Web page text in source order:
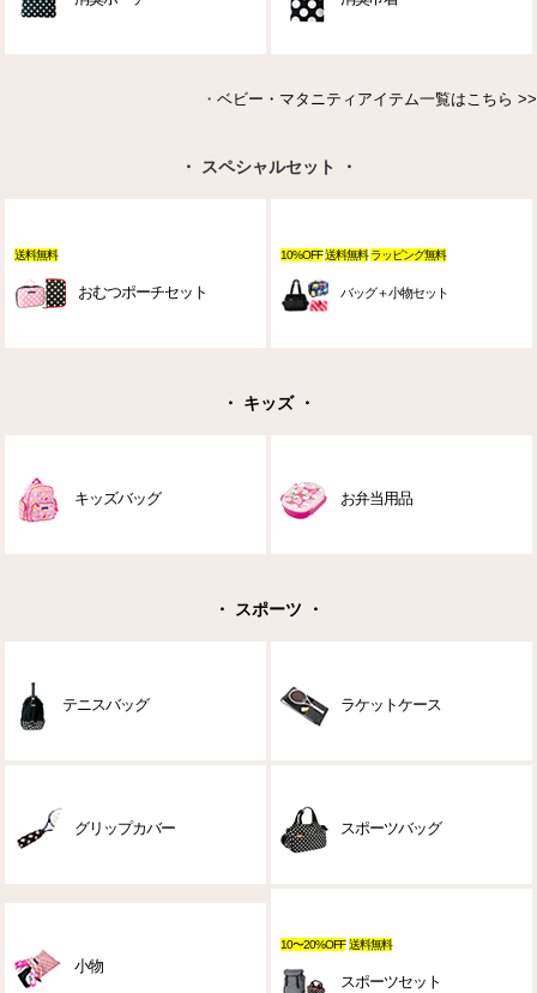
・ ベビー・マタニティアイテム一覧はこちら >>
・ スペシャルセット ・
送料無料
おむつポーチセット
10%OFF 送料無料 ラッピング無料
バッグ＋小物セット
・ キッズ ・
キッズバッグ お弁当用品
・ スポーツ ・
テニスバッグ ラケットケース
グリップカバー スポーツバッグ
小物
10〜20%OFF 送料無料
スポーツセット